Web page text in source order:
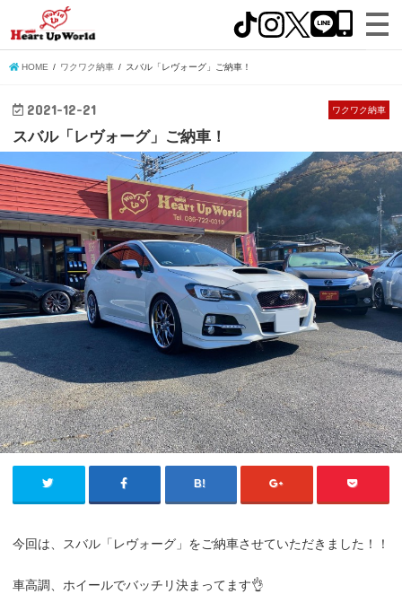
HOME ワクワク納車 スバル「レヴォーグ」ご納車！
ワクワク納車
2021-12-21
スバル「レヴォーグ」ご納車！
今回は、スバル「レヴォーグ」をご納車させていただきました！！
車高調、ホイールでバッチリ決まってます👌